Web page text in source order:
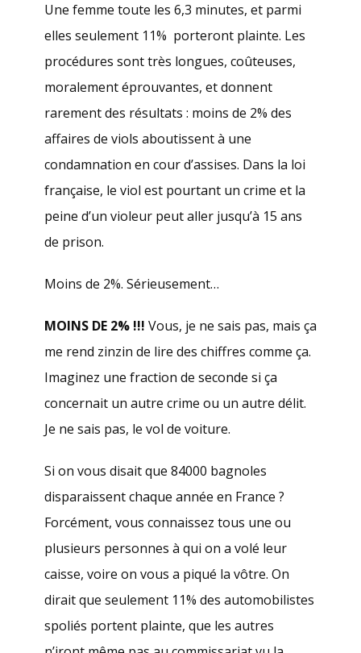
Une femme toute les 6,3 minutes, et parmi
elles seulement 11% porteront plainte. Les
procédures sont très longues, coûteuses,
moralement éprouvantes, et donnent
rarement des résultats : moins de 2% des
affaires de viols aboutissent à une
condamnation en cour d’assises. Dans la loi
française, le viol est pourtant un crime et la
peine d’un violeur peut aller jusqu’à 15 ans
de prison.
Moins de 2%. Sérieusement…
MOINS DE 2% !!! Vous, je ne sais pas, mais ça
me rend zinzin de lire des chiffres comme ça.
Imaginez une fraction de seconde si ça
concernait un autre crime ou un autre délit.
Je ne sais pas, le vol de voiture.
Si on vous disait que 84000 bagnoles
disparaissent chaque année en France ?
Forcément, vous connaissez tous une ou
plusieurs personnes à qui on a volé leur
caisse, voire on vous a piqué la vôtre. On
dirait que seulement 11% des automobilistes
spoliés portent plainte, que les autres